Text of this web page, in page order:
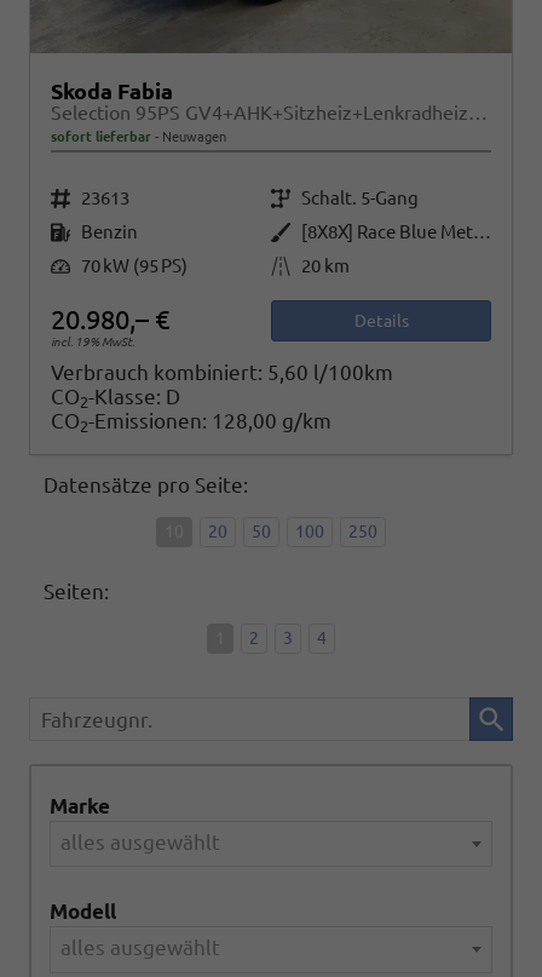
Skoda Fabia
Selection 95PS GV4+AHK+Sitzheiz+Lenkradheiz+Climatronic+Tempomat+PDC
sofort lieferbar Neuwagen
Fahrzeugnr. 23613 Getriebe Schalt. 5-Gang
Kraftstoff Benzin Außenfarbe
[8X8X] Race Blue Metallic
Leistung 70 kW (95 PS) Kilometerstand 20 km
20.980,– €
incl. 19% MwSt.
Details
Verbrauch kombiniert: 5,60 l/100km
CO2-Klasse: D
CO2-Emissionen: 128,00 g/km
Datensätze pro Seite:
20 50 100 250
Seiten:
2 3 4
Fahrzeugnr.
Marke
alles ausgewählt
Modell
alles ausgewählt